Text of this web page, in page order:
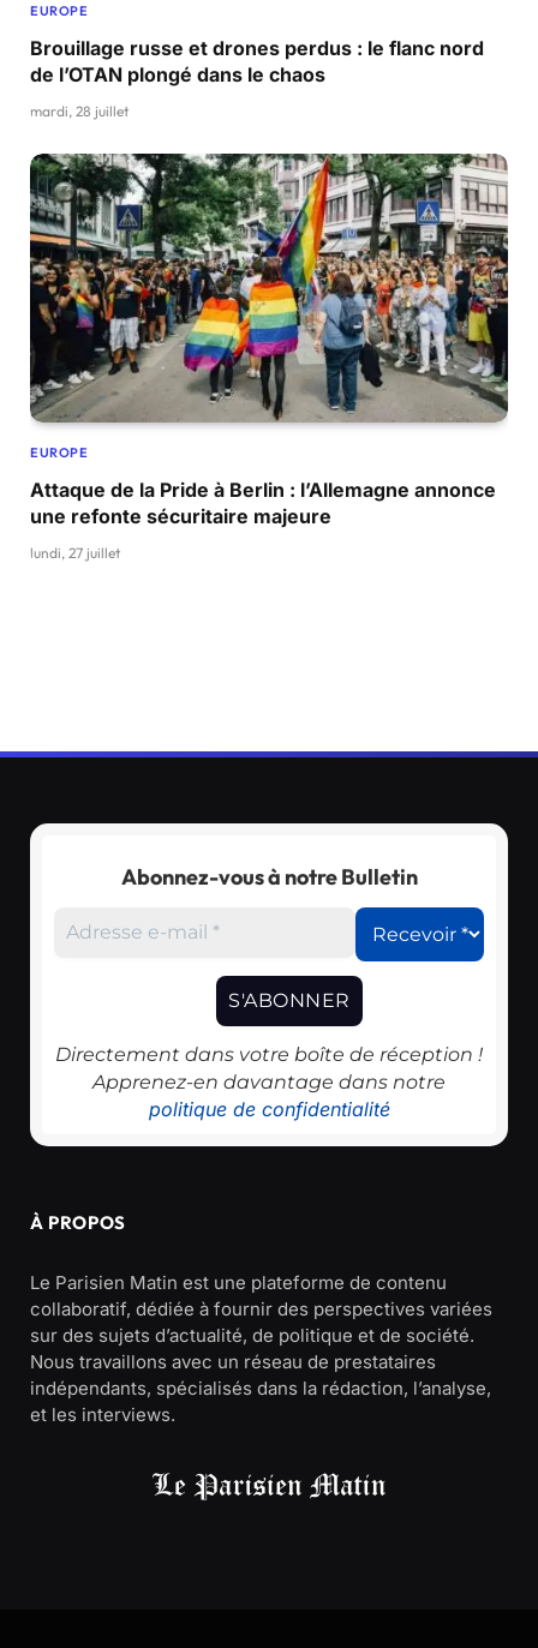
EUROPE
Brouillage russe et drones perdus : le flanc nord
de l’OTAN plongé dans le chaos
mardi, 28 juillet
EUROPE
Attaque de la Pride à Berlin : l’Allemagne annonce
une refonte sécuritaire majeure
lundi, 27 juillet
Abonnez-vous à notre Bulletin
Directement dans votre boîte de réception !
Apprenez-en davantage dans notre
politique de confidentialité
À PROPOS
Le Parisien Matin est une plateforme de contenu
collaboratif, dédiée à fournir des perspectives variées
sur des sujets d’actualité, de politique et de société.
Nous travaillons avec un réseau de prestataires
indépendants, spécialisés dans la rédaction, l’analyse,
et les interviews.